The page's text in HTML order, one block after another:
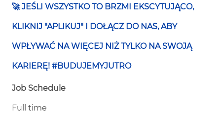
🚀 JEŚLI WSZYSTKO TO BRZMI EKSCYTUJĄCO,
KLIKNIJ "APLIKUJ" I DOŁĄCZ DO NAS, ABY
WPŁYWAĆ NA WIĘCEJ NIŻ TYLKO NA SWOJĄ
KARIERĘ! #BUDUJEMYJUTRO
Job Schedule
Full time